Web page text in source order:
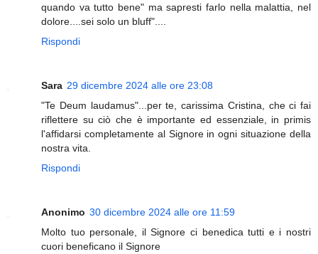
quando va tutto bene" ma sapresti farlo nella malattia, nel
dolore....sei solo un bluff"....
Rispondi
Sara 29 dicembre 2024 alle ore 23:08
"Te Deum laudamus"...per te, carissima Cristina, che ci fai
riflettere su ciò che è importante ed essenziale, in primis
l'affidarsi completamente al Signore in ogni situazione della
nostra vita.
Rispondi
Anonimo 30 dicembre 2024 alle ore 11:59
Molto tuo personale, il Signore ci benedica tutti e i nostri
cuori beneficano il Signore